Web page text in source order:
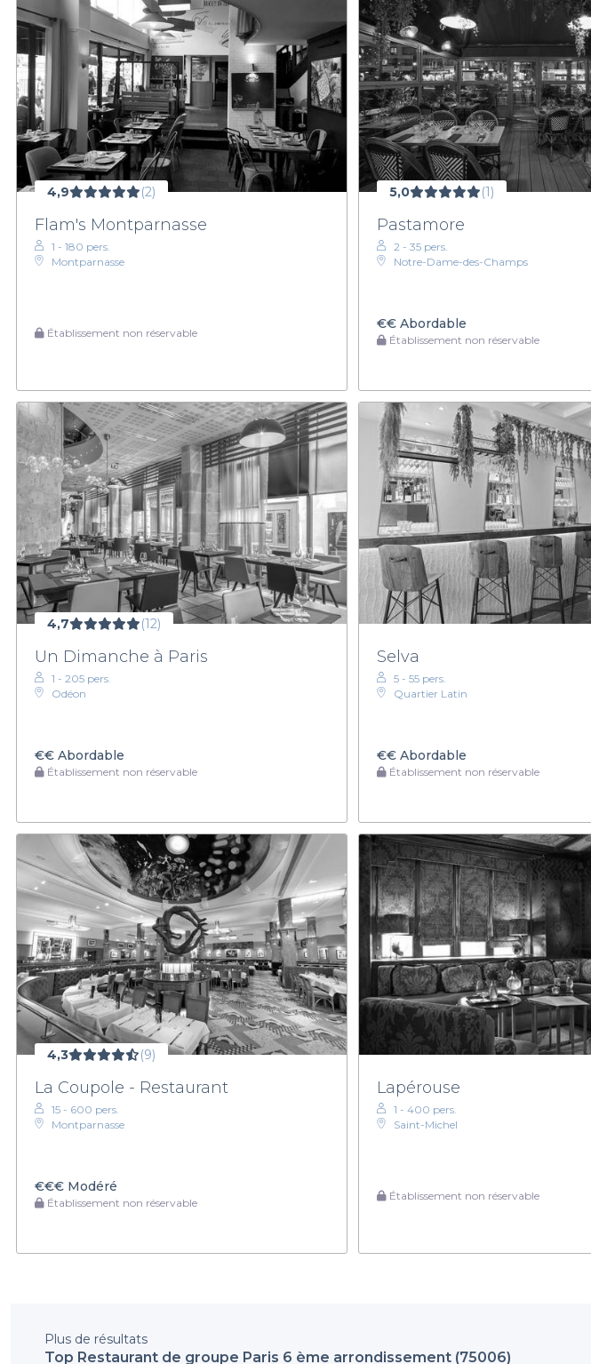
4,9 (2)
Flam's Montparnasse
1 - 180 pers.
Montparnasse
Établissement non réservable
5,0 (1)
Pastamore
2 - 35 pers.
Notre-Dame-des-Champs
€€Abordable
Établissement non réservable
4,7 (12)
Un Dimanche à Paris
1 - 205 pers.
Odéon
€€ Abordable
Établissement non réservable
Selva
5 - 55 pers.
Quartier Latin
€€Abordable
Établissement non réservable
4,3 (9)
La Coupole - Restaurant
15 - 600 pers.
Montparnasse
€€€ Modéré
Établissement non réservable
Lapérouse
1 - 400 pers.
Saint-Michel
Établissement non réservable
Plus de résultats
Top Restaurant de groupe Paris 6 ème arrondissement (75006)